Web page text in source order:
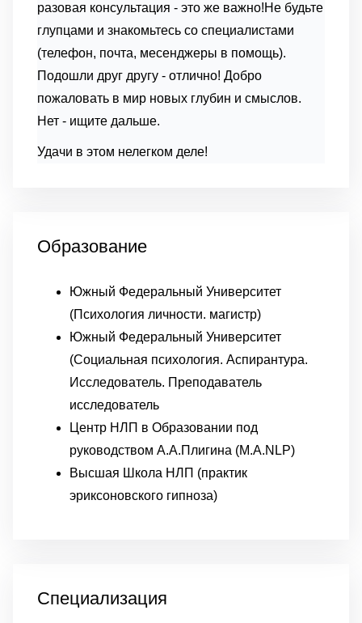
разовая консультация - это же важно!Не будьте
глупцами и знакомьтесь со специалистами
(телефон, почта, месенджеры в помощь).
Подошли друг другу - отлично! Добро
пожаловать в мир новых глубин и смыслов.
Нет - ищите дальше.
Удачи в этом нелегком деле!
Образование
Южный Федеральный Университет
(Психология личности. магистр)
Южный Федеральный Университет
(Социальная психология. Аспирантура.
Исследователь. Преподаватель
исследователь
Центр НЛП в Образовании под
руководством А.А.Плигина (M.A.NLP)
Высшая Школа НЛП (практик
эриксоновского гипноза)
Специализация